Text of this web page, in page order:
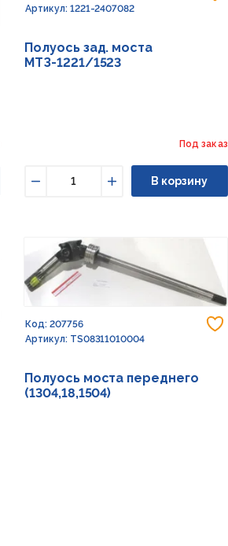
Добавить в избранное
Артикул: 1221-2407082
Полуось зад. моста
МТЗ-1221/1523
Под заказ
Увеличить
В корзину
Код: 207756
Артикул: TS08311010004
Полуось моста переднего
(1304,18,1504)